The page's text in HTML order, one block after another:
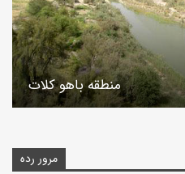
منطقه باهو کلات
مرور رده